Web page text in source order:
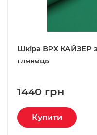
Шкіра ВРХ КАЙЗЕР
глянець
1440 грн
Купити